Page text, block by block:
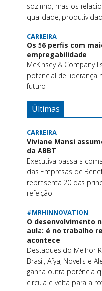
sozinho, mas os
qualidade,
CARREIRA
Os 56 perfis com
empregabilidade
McKinsey & Company
potencial de liderança
futuro
Últimas
CARREIRA
Viviane Mansi
da ABBT
Executiva passa a
das Empresas de
representa 20 das
refeição
#MRHINNOVATION
O desenvolvimento
aula: é no trabalho
acontece
Destaques do Melhor
Brasil, Afya, Novelis e
ganha outra potência
circula e volta para a